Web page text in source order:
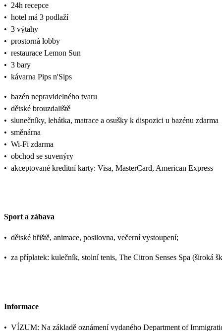
• 24h recepce
• hotel má 3 podlaží
• 3 výtahy
• prostorná lobby
• restaurace Lemon Sun
• 3 bary
• kávarna Pips n'Sips
• bazén nepravidelného tvaru
• dětské brouzdaliště
• slunečníky, lehátka, matrace a osušky k dispozici u bazénu zdarma
• směnárna
• Wi-Fi zdarma
• obchod se suvenýry
• akceptované kreditní karty: Visa, MasterCard, American Express
Sport a zábava
• dětské hřiště, animace, posilovna, večerní vystoupení;
• za příplatek: kulečník, stolní tenis, The Citron Senses Spa (široká
Informace
• VÍZUM: Na základě oznámení vydaného Department of